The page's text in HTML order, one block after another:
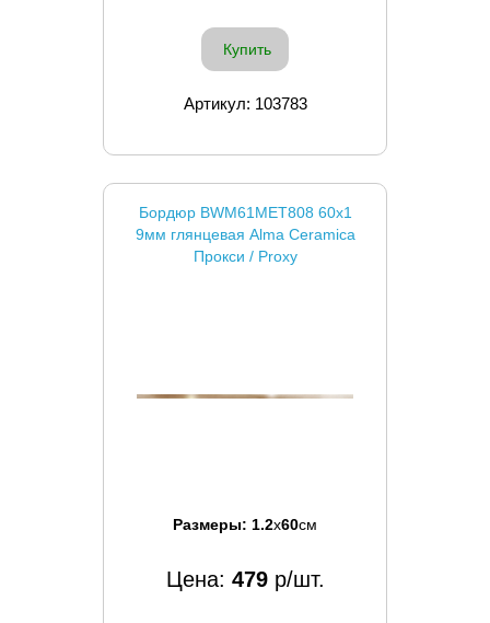
Купить
Артикул: 103783
Бордюр BWM61MET808 60x1
9мм глянцевая Alma Ceramica
Прокси / Proxy
Размеры: 1.2x60см
Цена: 479р/шт.